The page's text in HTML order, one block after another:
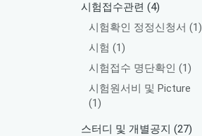
시험접수관련 (4)
시험확인 정정신청서 (1)
시험 (1)
시험접수 명단확인 (1)
시험원서비 및 Picture
(1)
스터디 및 개별공지 (27)